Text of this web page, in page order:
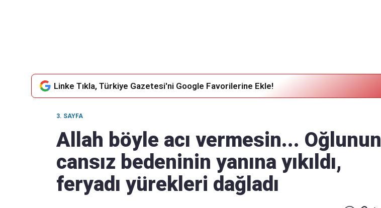
Linke Tıkla, Türkiye Gazetesi'ni Google Favorilerine Ekle!
3. SAYFA
Allah böyle acı vermesin... Oğlunun
cansız bedeninin yanına yıkıldı,
feryadı yürekleri dağladı